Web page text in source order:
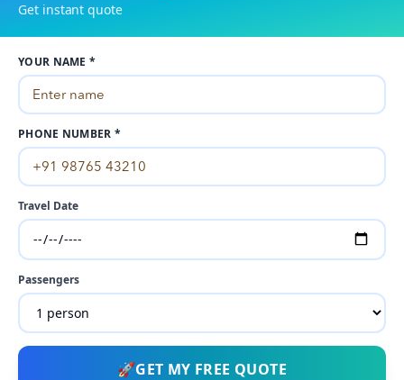
Get instant quote
YOUR NAME *
PHONE NUMBER *
Travel Date
Passengers
🚀GET MY FREE QUOTE